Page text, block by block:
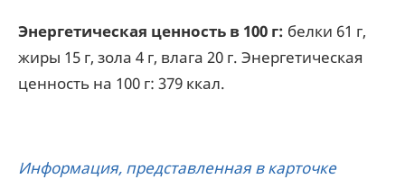
Энергетическая ценность в 100 г: белки 61 г,
жиры 15 г, зола 4 г, влага 20 г. Энергетическая
ценность на 100 г: 379 ккал.
Информация, представленная в карточке